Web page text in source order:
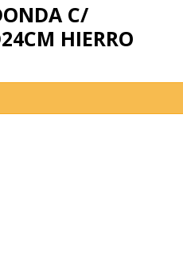
C/
HIERRO